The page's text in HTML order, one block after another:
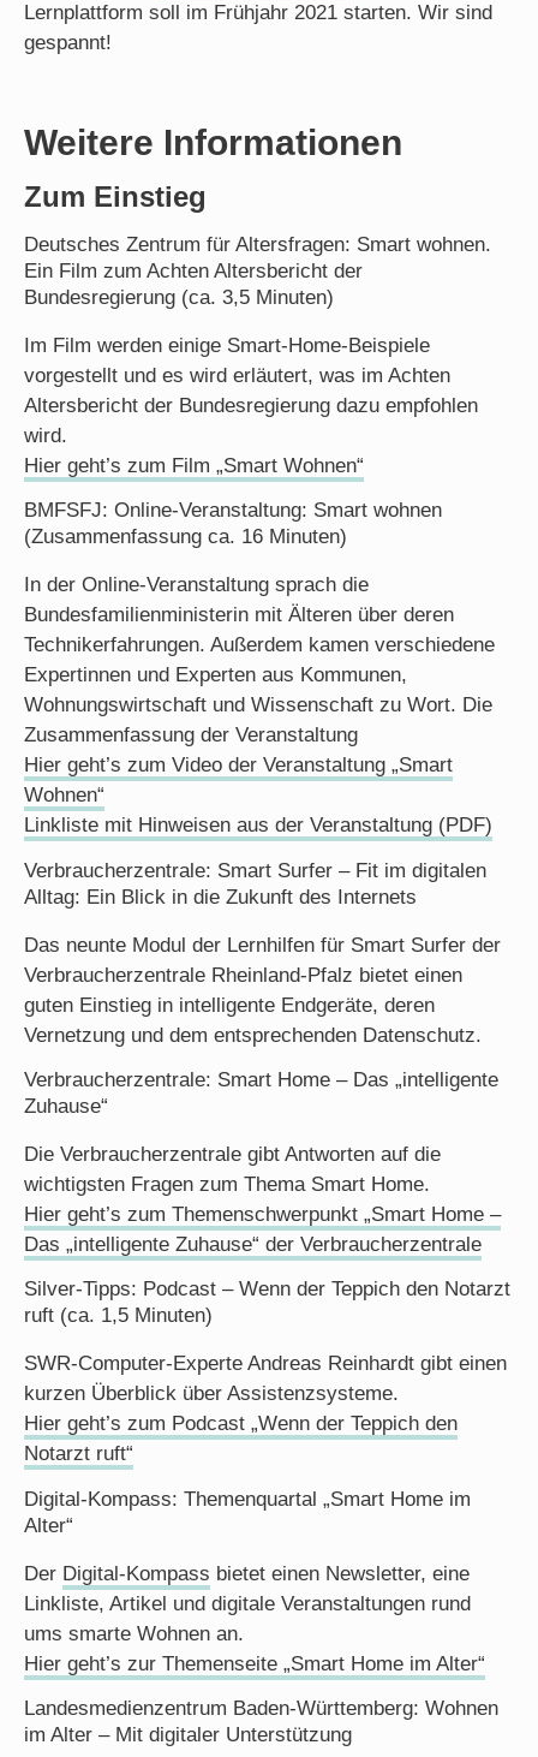
Lernplattform soll im Frühjahr 2021 starten. Wir sind
gespannt!
Weitere Informationen
Zum Einstieg
Deutsches Zentrum für Altersfragen: Smart wohnen.
Ein Film zum Achten Altersbericht der
Bundesregierung (ca. 3,5 Minuten)
Im Film werden einige Smart-Home-Beispiele
vorgestellt und es wird erläutert, was im Achten
Altersbericht der Bundesregierung dazu empfohlen
wird.
Hier geht’s zum Film „Smart Wohnen“
BMFSFJ: Online-Veranstaltung: Smart wohnen
(Zusammenfassung ca. 16 Minuten)
In der Online-Veranstaltung sprach die
Bundesfamilienministerin mit Älteren über deren
Technikerfahrungen. Außerdem kamen verschiedene
Expertinnen und Experten aus Kommunen,
Wohnungswirtschaft und Wissenschaft zu Wort. Die
Zusammenfassung der Veranstaltung
Hier geht’s zum Video der Veranstaltung „Smart
Wohnen“
Linkliste mit Hinweisen aus der Veranstaltung (PDF)
Verbraucherzentrale: Smart Surfer – Fit im digitalen
Alltag: Ein Blick in die Zukunft des Internets
Das neunte Modul der Lernhilfen für Smart Surfer der
Verbraucherzentrale Rheinland-Pfalz bietet einen
guten Einstieg in intelligente Endgeräte, deren
Vernetzung und dem entsprechenden Datenschutz.
Verbraucherzentrale: Smart Home – Das „intelligente
Zuhause“
Die Verbraucherzentrale gibt Antworten auf die
wichtigsten Fragen zum Thema Smart Home.
Hier geht’s zum Themenschwerpunkt „Smart Home –
Das „intelligente Zuhause“ der Verbraucherzentrale
Silver-Tipps: Podcast – Wenn der Teppich den Notarzt
ruft (ca. 1,5 Minuten)
SWR-Computer-Experte Andreas Reinhardt gibt einen
kurzen Überblick über Assistenzsysteme.
Hier geht’s zum Podcast „Wenn der Teppich den
Notarzt ruft“
Digital-Kompass: Themenquartal „Smart Home im
Alter“
Der Digital-Kompass bietet einen Newsletter, eine
Linkliste, Artikel und digitale Veranstaltungen rund
ums smarte Wohnen an.
Hier geht’s zur Themenseite „Smart Home im Alter“
Landesmedienzentrum Baden-Württemberg: Wohnen
im Alter – Mit digitaler Unterstützung